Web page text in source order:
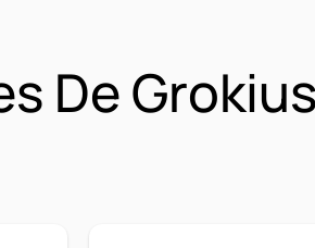
De